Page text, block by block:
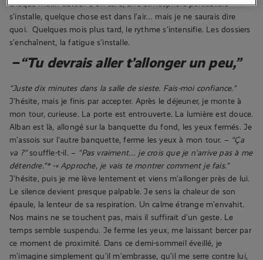
chaque matin autour d’un café, une atmosphère particulière
s’installe, quelque chose est dans l’air… mais je ne saurais dire
quoi. Quelques mois plus tard, le rythme s’intensifie. Les dossiers
s’enchaînent, la fatigue s’installe.
–“Tu devrais aller t’allonger un peu,”
“Juste dix minutes dans la salle de sieste. Fais-moi confiance.”
J’hésite, mais je finis par accepter. Après le déjeuner, je monte à
mon tour, curieuse. La porte est entrouverte. La lumière est douce.
Alban est là, allongé sur la banquette du fond, les yeux fermés. Je
m’assois sur l’autre banquette, ferme les yeux à mon tour. – “Ça
va ?”souffle-t-il. – “Pas vraiment… je crois que je n’arrive pas à me
détendre.”* -« Approche, je vais te montrer comment je fais.”
J’hésite, puis je me lève lentement et viens m’allonger près de lui.
Le silence devient presque palpable. Je sens la chaleur de son
épaule, la lenteur de sa respiration. Un calme étrange m’envahit.
Nos mains ne se touchent pas, mais il suffirait d’un geste. Le
temps semble suspendu. Je ferme les yeux, me laissant bercer par
ce moment de proximité. Dans ce demi-sommeil éveillé, je
m’imagine simplement qu’il m’embrasse, qu’il me serre contre lui,